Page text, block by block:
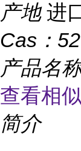
产地 进
Cas：
产品名
查看相
简介